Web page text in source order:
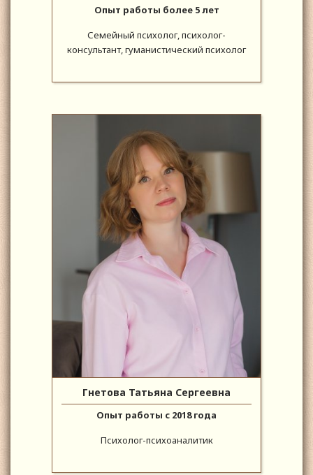
Опыт работы более 5 лет
Семейный психолог, психолог-
консультант, гуманистический психолог
Гнетова Татьяна Сергеевна
Опыт работы с 2018 года
Психолог-психоаналитик